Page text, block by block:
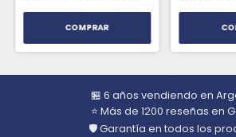
🏪 6 años vendiendo en
⭐ Más de 1200 reseñas en
🛡️ Garantía en todos los